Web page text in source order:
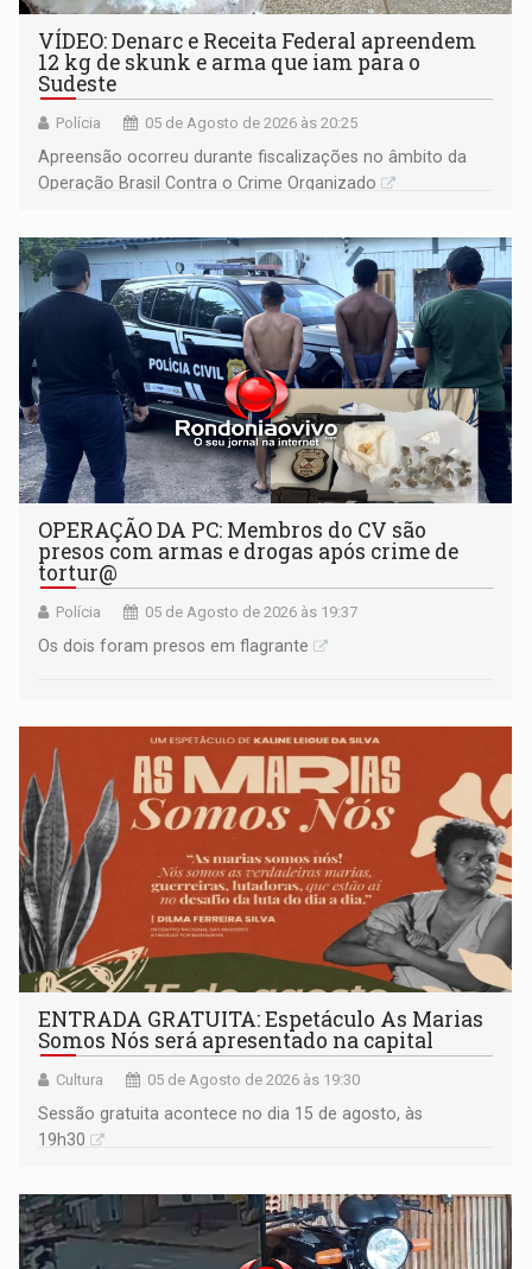
VÍDEO: Denarc e Receita Federal apreendem
12 kg de skunk e arma que iam para o
Sudeste
Polícia 05 de Agosto de 2026 às 20:25
Apreensão ocorreu durante fiscalizações no âmbito da
Operação Brasil Contra o Crime Organizado
OPERAÇÃO DA PC: Membros do CV são
presos com armas e drogas após crime de
tortur@
Polícia 05 de Agosto de 2026 às 19:37
Os dois foram presos em flagrante
ENTRADA GRATUITA: Espetáculo As Marias
Somos Nós será apresentado na capital
Cultura 05 de Agosto de 2026 às 19:30
Sessão gratuita acontece no dia 15 de agosto, às
19h30